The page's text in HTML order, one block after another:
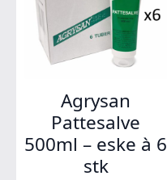
Agrysan
Pattesalve
500ml – eske à 6
stk